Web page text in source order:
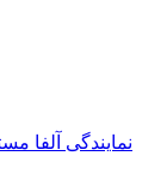
نمایندگی آلفا